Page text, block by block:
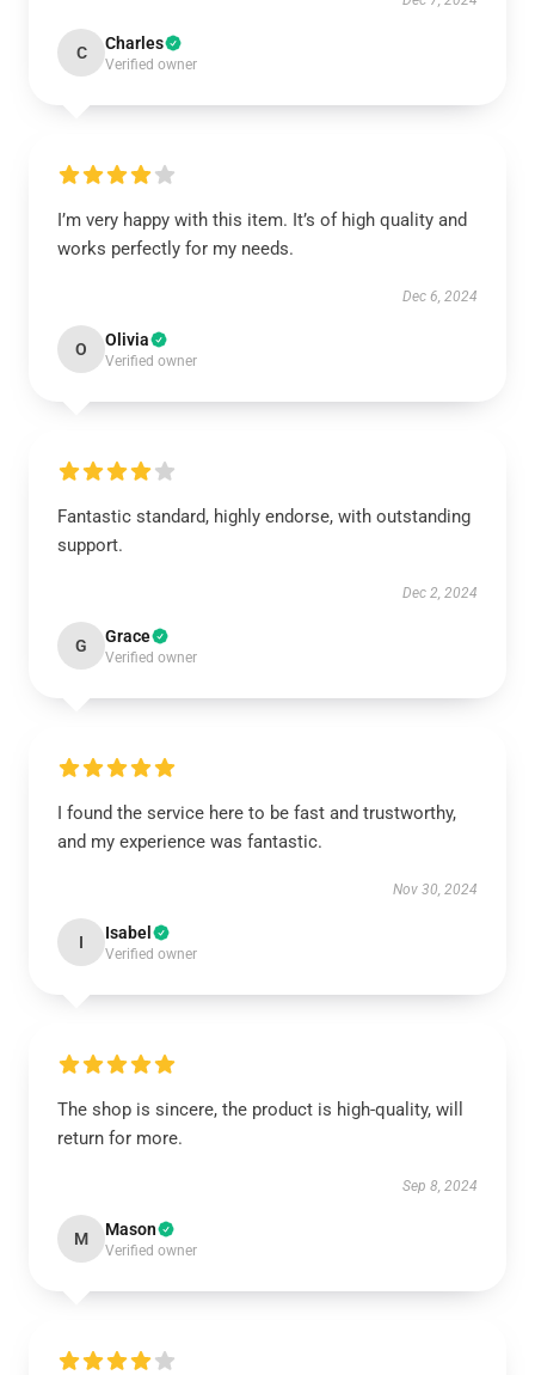
C Charles
Verified owner
I’m very happy with this item. It’s of high quality and
works perfectly for my needs.
Dec 6, 2024
O Olivia
Verified owner
Fantastic standard, highly endorse, with outstanding
support.
Dec 2, 2024
G Grace
Verified owner
I found the service here to be fast and trustworthy,
and my experience was fantastic.
Nov 30, 2024
I Isabel
Verified owner
The shop is sincere, the product is high-quality, will
return for more.
Sep 8, 2024
M Mason
Verified owner